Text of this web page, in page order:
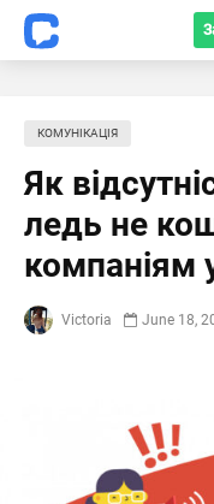
КОМУНІКАЦІЯ
Як
ледь не
компаніям
Victoria June 18,